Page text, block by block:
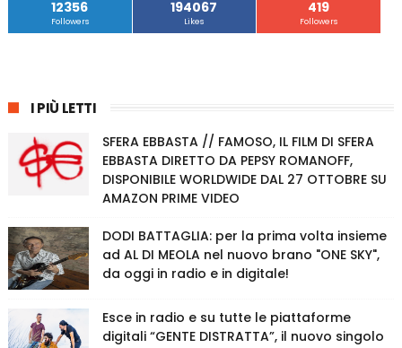
12356
Followers
194067
Likes
419
Followers
I PIÙ LETTI
SFERA EBBASTA // FAMOSO, IL FILM DI SFERA
EBBASTA DIRETTO DA PEPSY ROMANOFF,
DISPONIBILE WORLDWIDE DAL 27 OTTOBRE SU
AMAZON PRIME VIDEO
DODI BATTAGLIA: per la prima volta insieme
ad AL DI MEOLA nel nuovo brano "ONE SKY",
da oggi in radio e in digitale!
Esce in radio e su tutte le piattaforme
digitali “GENTE DISTRATTA”, il nuovo singolo